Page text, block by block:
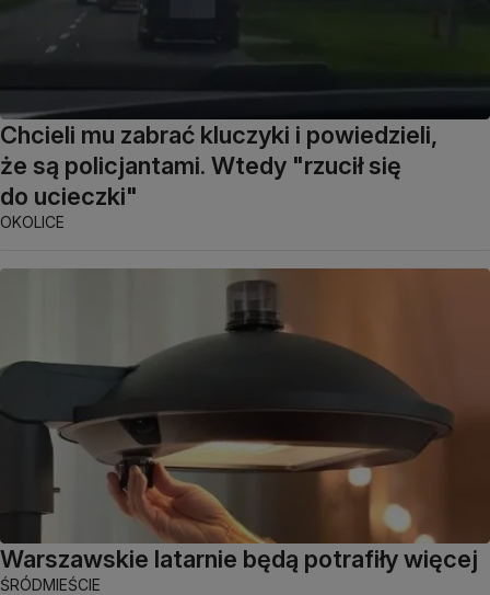
Chcieli mu zabrać kluczyki i powiedzieli,
że są policjantami. Wtedy "rzucił się
do ucieczki"
OKOLICE
Warszawskie latarnie będą potrafiły więcej
ŚRÓDMIEŚCIE